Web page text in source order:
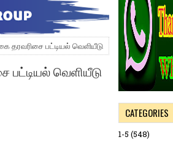
தரவரிசை பட்டியல் வெளியீடு
வெளியீடு
CATEGORIES
1-5 (548)